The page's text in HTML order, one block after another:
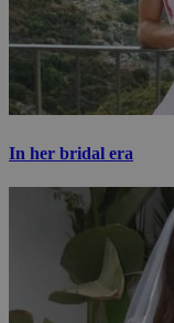
In her bridal era